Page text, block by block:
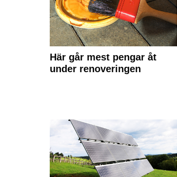
Här går mest pengar åt
under renoveringen